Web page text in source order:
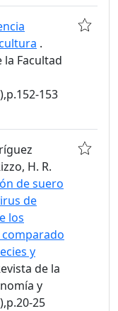
.
la Facultad
153
H. R.
de suero
de
los
y
de la
y
25